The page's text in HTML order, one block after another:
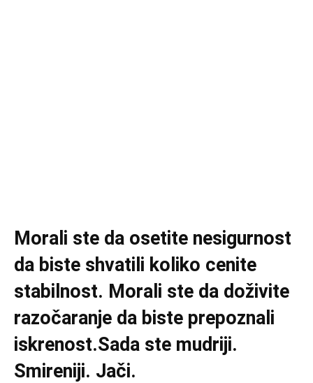
Morali ste da osetite nesigurnost
da biste shvatili koliko cenite
stabilnost. Morali ste da doživite
razočaranje da biste prepoznali
iskrenost.Sada ste mudriji.
Smireniji. Jači.